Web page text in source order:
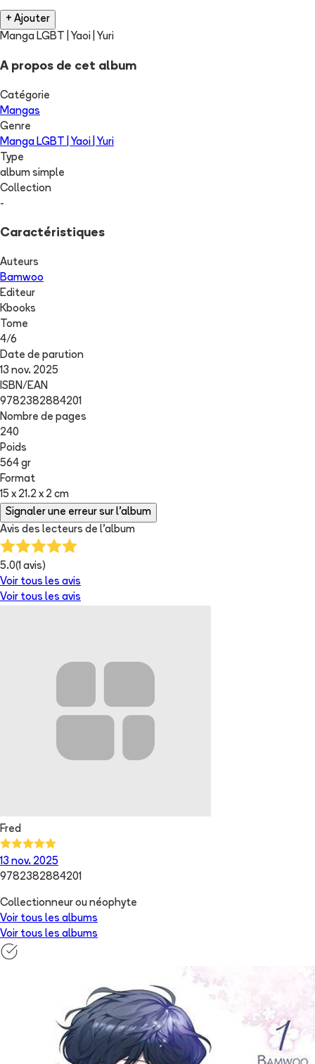
+ Ajouter
Manga LGBT | Yaoi | Yuri
A propos de cet album
Catégorie
Mangas
Genre
Manga LGBT | Yaoi | Yuri
Type
album simple
Collection
-
Caractéristiques
Auteurs
Bamwoo
Editeur
Kbooks
Tome
4/6
Date de parution
13 nov. 2025
ISBN/EAN
9782382884201
Nombre de pages
240
Poids
564 gr
Format
15 x 21.2 x 2 cm
Signaler une erreur sur l'album
Avis des lecteurs de l'album
5.0(1 avis)
Voir tous les avis
Voir tous les avis
Fred
13 nov. 2025
9782382884201
Collectionneur ou néophyte
Voir tous les albums
Voir tous les albums